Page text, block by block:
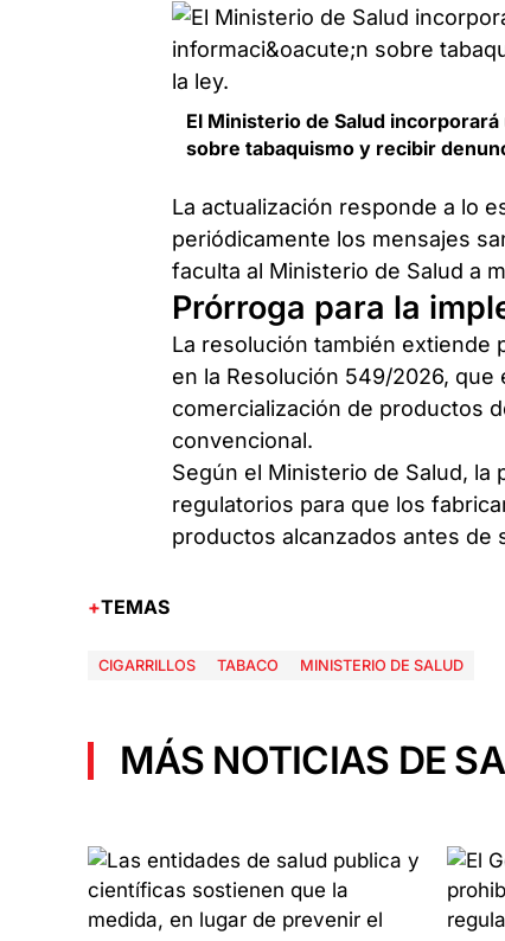
El Ministerio de Salud
sobre tabaquismo y recibir
La actualización responde a lo
periódicamente los mensajes
faculta al Ministerio de Salud a
Prórroga para la
La resolución también extiende
en la Resolución 549/2026,
comercialización de productos
convencional.
Según el Ministerio de Salud,
regulatorios para que los
productos alcanzados antes de
TEMAS
CIGARRILLOS TABACO MINISTERIO DE SALUD
MÁS NOTICIAS DE